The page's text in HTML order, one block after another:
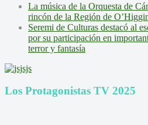
La música de la Orquesta de
rincón de la Región de
Seremi de Culturas destacó al
por su participación en
terror y fantasía
Los Protagonistas TV 2025